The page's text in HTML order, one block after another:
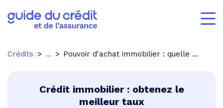
Crédits ... Pouvoir d'achat immobilier : quelle évolution pour les Français?
Crédit immobilier : obtenez le
meilleur taux